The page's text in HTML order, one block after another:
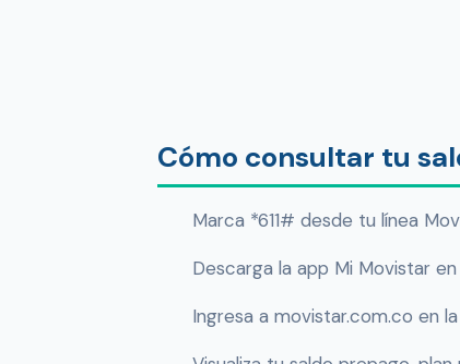
Cómo consultar tu
Marca *611# desde tu línea
Descarga la app Mi Movistar
Ingresa a movistar.com.co en